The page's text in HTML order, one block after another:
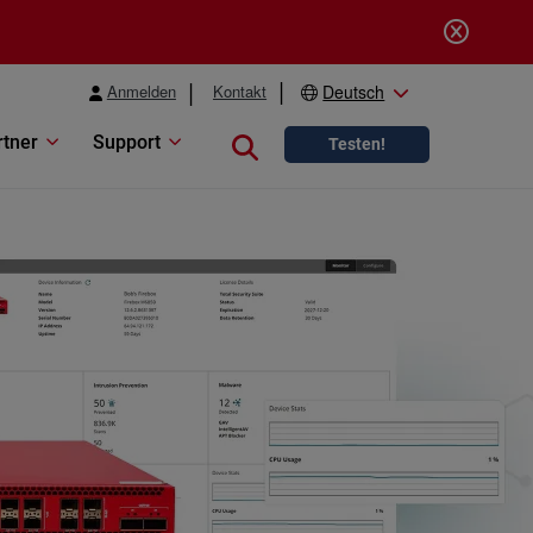
Anmelden Kontakt Deutsch
Support Close search
Testen!